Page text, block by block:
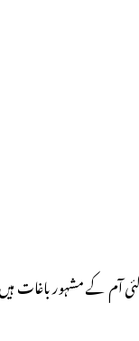
آم کے مشہور باغات